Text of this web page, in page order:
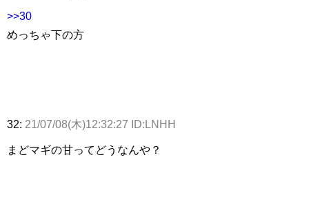
>>30
めっちゃ下の方
32: 21/07/08(木)12:32:27 ID:LNHH
まどマギの甘ってどうなんや？